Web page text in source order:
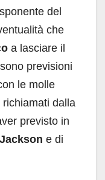
del
che
a lasciare il
previsioni
le molle
dalla
previsto in
e di